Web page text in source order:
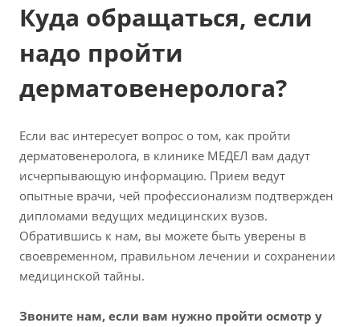
Куда обращаться, если
надо пройти
дерматовенеролога?
Если вас интересует вопрос о том, как пройти
дерматовенеролога, в клинике МЕДЕЛ вам дадут
исчерпывающую информацию. Прием ведут
опытные врачи, чей профессионализм подтвержден
дипломами ведущих медицинских вузов.
Обратившись к нам, вы можете быть уверены в
своевременном, правильном лечении и сохранении
медицинской тайны.
Звоните нам, если вам нужно пройти осмотр у